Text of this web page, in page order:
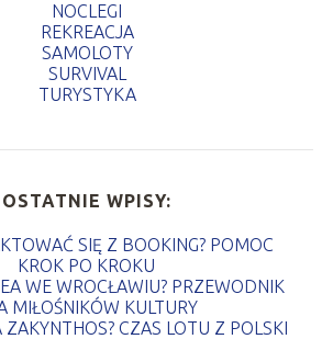
NOCLEGI
REKREACJA
SAMOLOTY
SURVIVAL
TURYSTYKA
OSTATNIE WPISY:
SIĘ Z BOOKING? POMOC
KROK PO KROKU
WE WROCŁAWIU? PRZEWODNIK
MIŁOŚNIKÓW KULTURY
ZAKYNTHOS? CZAS LOTU Z POLSKI